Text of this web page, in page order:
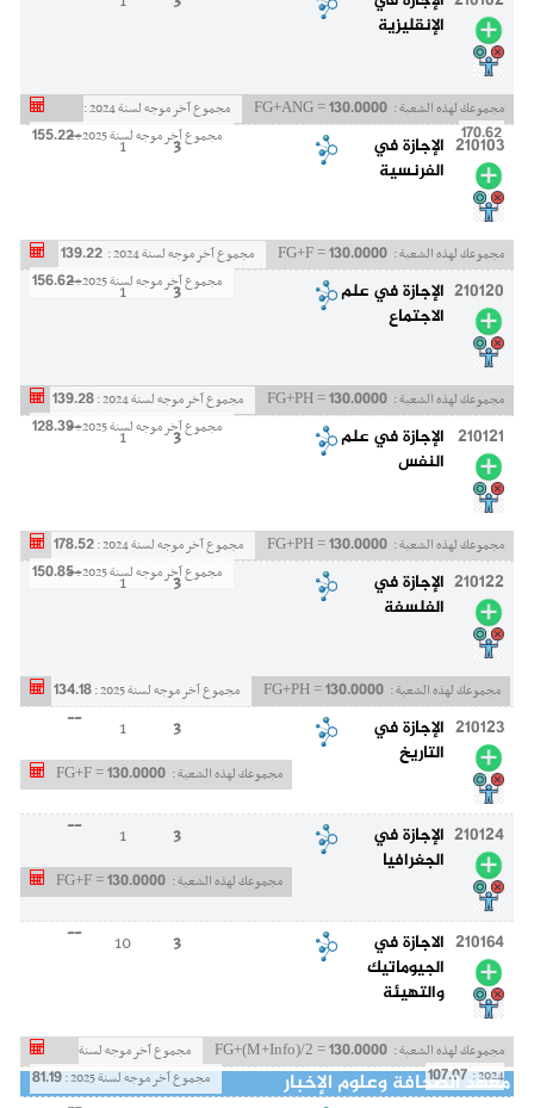
الإنقليزية
مجموعك لهذه الشعبة : FG+ANG = 130.0000 مجموع آخر موجه لسنة 2024 :
170.62 مجموع آخر موجه لسنة 2025 : 155.22 210103 الإجازة في
الفرنسية
3
1
--
مجموعك لهذه الشعبة : FG+F = 130.0000 مجموع آخر موجه لسنة 2024 : 139.22
مجموع آخر موجه لسنة 2025 : 156.62 210120 الإجازة في علم
الاجتماع
3
1
--
مجموعك لهذه الشعبة : FG+PH = 130.0000 مجموع آخر موجه لسنة 2024 : 139.28
مجموع آخر موجه لسنة 2025 : 128.39 210121 الإجازة في علم
النفس
3
1
--
مجموعك لهذه الشعبة : FG+PH = 130.0000 مجموع آخر موجه لسنة 2024 : 178.52
مجموع آخر موجه لسنة 2025 : 150.85 210122 الإجازة في
الفلسفة
3
1
--
مجموعك لهذه الشعبة : FG+PH = 130.0000 مجموع آخر موجه لسنة 2025 : 134.18
210123 الإجازة في
التاريخ
3
1
--
مجموعك لهذه الشعبة : FG+F = 130.0000
210124 الإجازة في
الجغرافيا
3
1
--
مجموعك لهذه الشعبة : FG+F = 130.0000
210164 الاجازة في
الجيوماتيك
والتهيئة
3
10
--
مجموعك لهذه الشعبة : FG+(M+Info)/2 = 130.0000
مجموع آخر موجه لسنة
2024 :
107.07 مجموع آخر موجه لسنة 2025 : 81.19 معهد الصحافة وعلوم الإخبار